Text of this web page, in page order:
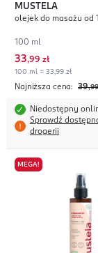
MUSTELA
olejek do masażu od
100 ml
33,99 zł
100 ml = 33,99 zł
Najniższa cena: 39,99
Niedostępny
Sprawdź
drogerii
MEGA!